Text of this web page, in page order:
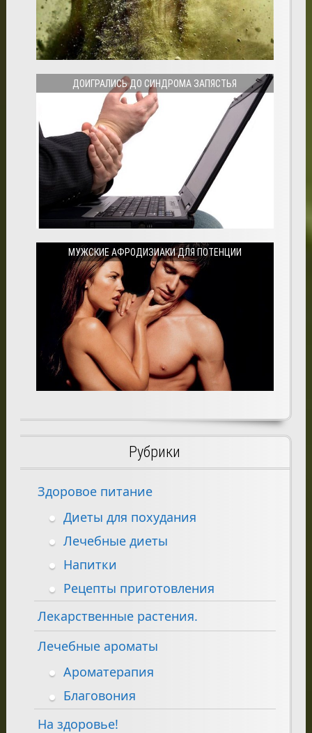
ДОИГРАЛИСЬ ДО СИНДРОМА ЗАПЯСТЬЯ
МУЖСКИЕ АФРОДИЗИАКИ ДЛЯ ПОТЕНЦИИ
Рубрики
Здоровое питание
Диеты для похудания
Лечебные диеты
Напитки
Рецепты приготовления
Лекарственные растения.
Лечебные ароматы
Ароматерапия
Благовония
На здоровье!